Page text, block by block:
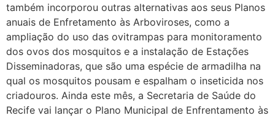
também incorporou outras alternativas aos seus Planos
anuais de Enfretamento às Arboviroses, como a
ampliação do uso das ovitrampas para monitoramento
dos ovos dos mosquitos e a instalação de Estações
Disseminadoras, que são uma espécie de armadilha na
qual os mosquitos pousam e espalham o inseticida nos
criadouros. Ainda este mês, a Secretaria de Saúde do
Recife vai lançar o Plano Municipal de Enfrentamento às